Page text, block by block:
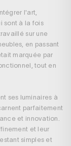
l'art,
sont à la fois
sur une
en passant
marquée par
tout en
ses luminaires à
parfaitement
et innovation.
et leur
simples et